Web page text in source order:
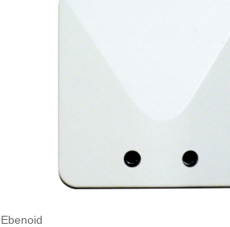
Ebenoid